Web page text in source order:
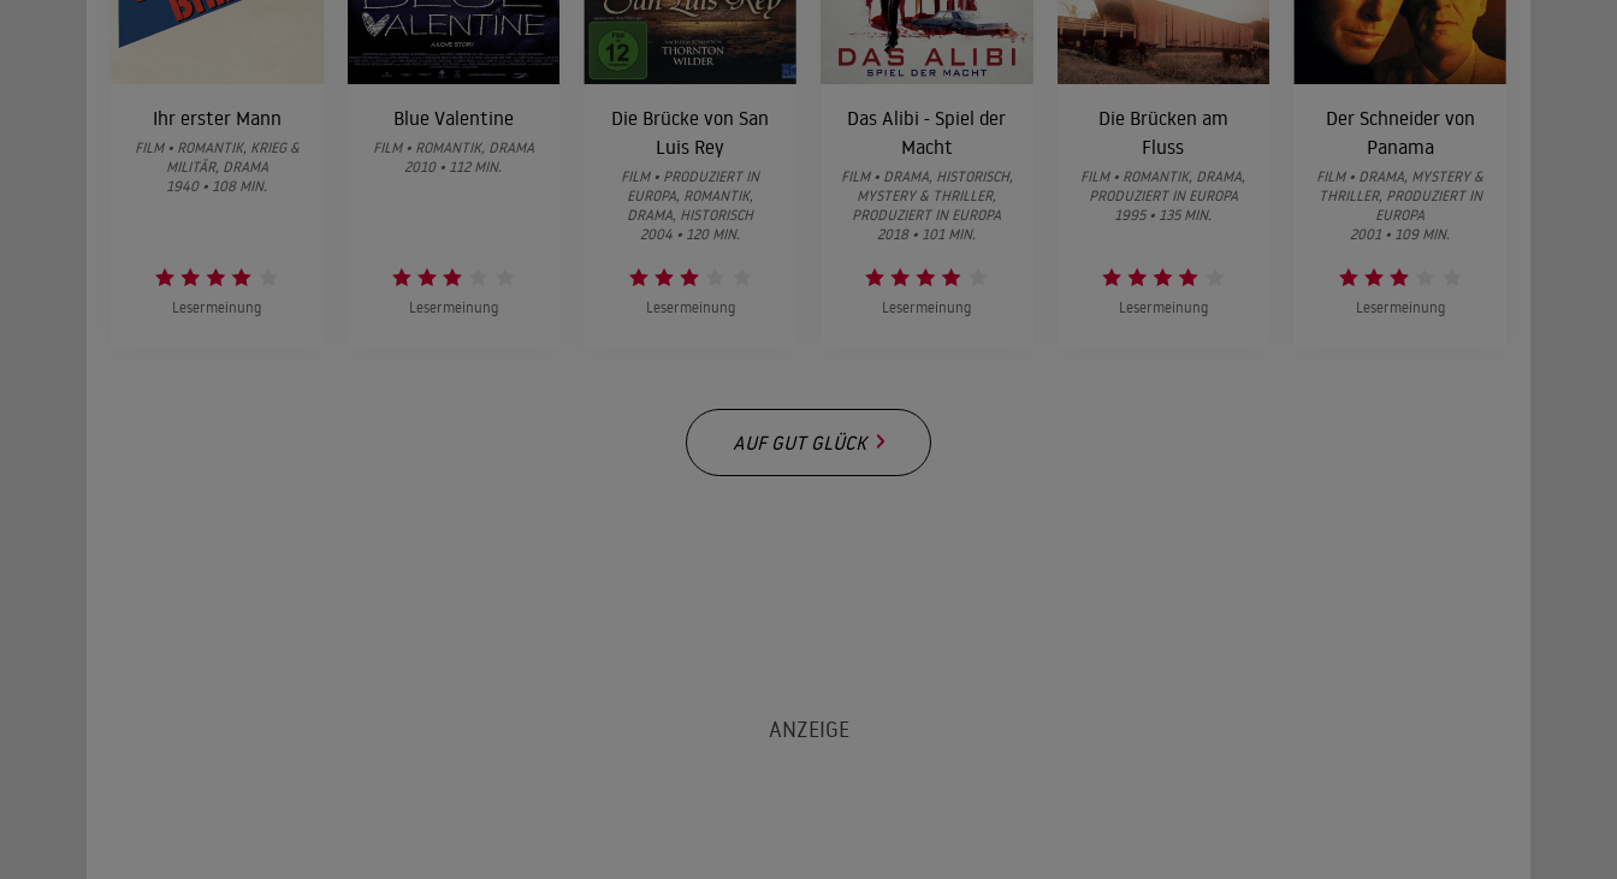
Ihr erster Mann
FILM • ROMANTIK, KRIEG &
MILITÄR, DRAMA
1940 • 108 MIN.
Lesermeinung
Blue Valentine
FILM • ROMANTIK, DRAMA
2010 • 112 MIN.
Lesermeinung
Die Brücke von San
Luis Rey
FILM • PRODUZIERT IN
EUROPA, ROMANTIK,
DRAMA, HISTORISCH
2004 • 120 MIN.
Lesermeinung
Das Alibi - Spiel der
Macht
FILM • DRAMA, HISTORISCH,
MYSTERY & THRILLER,
PRODUZIERT IN EUROPA
2018 • 101 MIN.
Lesermeinung
Die Brücken am
Fluss
FILM • ROMANTIK, DRAMA,
PRODUZIERT IN EUROPA
1995 • 135 MIN.
Lesermeinung
Der Schneider von
Panama
FILM • DRAMA, MYSTERY &
THRILLER, PRODUZIERT IN
EUROPA
2001 • 109 MIN.
Lesermeinung
AUF GUT GLÜCK